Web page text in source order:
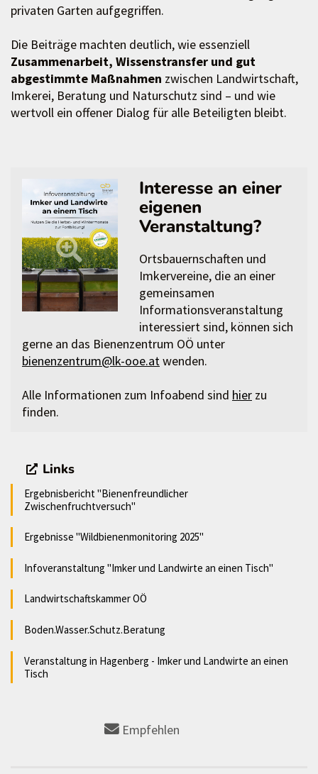
privaten Garten aufgegriffen.
Die Beiträge machten deutlich, wie essenziell
Zusammenarbeit, Wissenstransfer und gut
abgestimmte Maßnahmen zwischen Landwirtschaft,
Imkerei, Beratung und Naturschutz sind – und wie
wertvoll ein offener Dialog für alle Beteiligten bleibt.
Interesse an einer
eigenen
Veranstaltung?
Ortsbauernschaften und
Imkervereine, die an einer
gemeinsamen
Informationsveranstaltung
interessiert sind, können sich
gerne an das Bienenzentrum OÖ unter
bienenzentrum@lk-ooe.atwenden.
Alle Informationen zum Infoabend sind hier zu
finden.
Links
Ergebnisbericht "Bienenfreundlicher
Zwischenfruchtversuch"
Ergebnisse "Wildbienenmonitoring 2025"
Infoveranstaltung "Imker und Landwirte an einen Tisch"
Landwirtschaftskammer OÖ
Boden.Wasser.Schutz.Beratung
Veranstaltung in Hagenberg - Imker und Landwirte an einen
Tisch
Empfehlen